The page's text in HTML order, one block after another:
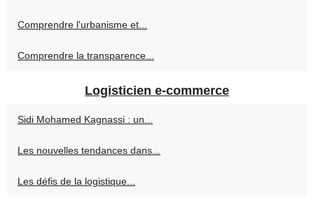
Comprendre l'urbanisme et...
Comprendre la transparence...
Logisticien e-commerce
Sidi Mohamed Kagnassi : un...
Les nouvelles tendances dans...
Les défis de la logistique...